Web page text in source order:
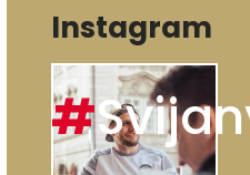
Instagram
#